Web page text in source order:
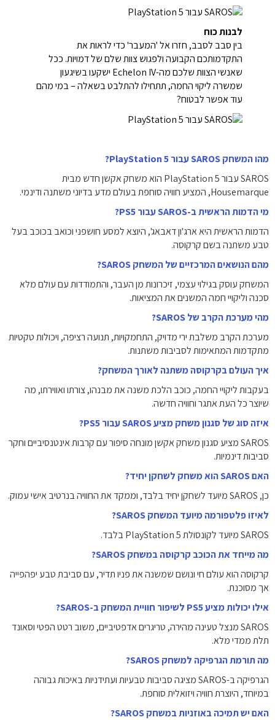
לבנות כוח
בין סבב לסבב, חזרו אל 'המעבר' כדי לראות את
התקדמותכם הקבועה ולפגוש צוות שלם של דמויות. ככל
שאנשי הצוות שלכם מה-Echelon IV ישקעו בשיגעון
שמשרה ליקוי החמה, תתחילו להתלבט בשאלה – במי מהם
עוד אפשר לבטוח?
מהו המשחק SAROS עבור PlayStation 5?
SAROS עבור PlayStation 5 הוא משחק אקשן חדש מבית
Housemarque, המציע חוויה סוחפת בעולם מדע בדיוני משתנה ודינמי.
מי הדמות הראשית ב-SAROS עבור PS5?
הדמות הראשית היא ארג'ון דאבאג', היוצא למסע חושפני וכואב בכוכב בעל
טבע משתנה בשם קרקוסה.
מהם הנושאים המרכזיים של המשחק SAROS?
המשחק עוסק בגילוי עצמי, זיכרונות מן העבר, והתמודדות עם עולם מלא
סכנה וליקויי חמה המשנים את המציאות.
מהי מערכת הקרב של SAROS?
מערכת הקרב משלבת ירי מדויק, התחמקויות, תנועה רציפה, ויכולות טקטיות
מתקדמות המתאימות לסביבות משתנות.
איך העולם בקרקוסה משתנה לאורך המשחק?
בעקבות ליקויי החמה, כוכב הלכת משנה את מבנהו, צורתו ואווירתו, מה
שיוצר כל העת אתגר וחוויה חדשה.
איזה סוג של סגנון משחק מציע SAROS עבור PS5?
SAROS מציע סגנון משחק אקשן מונחה סיפור עם קרבות אינטנסיביים וחקר
סביבות דינמיות.
האם SAROS הוא משחק לשחקן יחיד?
כן, SAROS מיועד לשחקן יחיד בלבד, וממקד את החוויה בנרטיב אישי עמוק.
לאיזו פלטפורמה מיועד המשחק SAROS?
SAROS מיועד לקונסולת PlayStation 5 בלבד.
מה מייחד את הכוכב קרקוסה במשחק SAROS?
קרקוסה הוא עולם חי ונושם שמשנה את פניו תדיר, עם סביבת טבע יפהפייה
אך מסוכנת.
אילו יכולות מציע PS5 לשיפור חוויית המשחק ב-SAROS?
SAROS מנצל טעינה מהירה, טריגרים אדפטיביים, משוב רטט הפטי וסאונד
תלת ממדי מלא.
מה תורמת הגרפיקה למשחק SAROS?
הגרפיקה ב-SAROS מציגה סביבות טבעיות ועתידניות באיכות גבוהה
במיוחד, היוצרת חוויה ויזואלית סוחפת.
האם יש תמיכה באוזניות במשחק SAROS?